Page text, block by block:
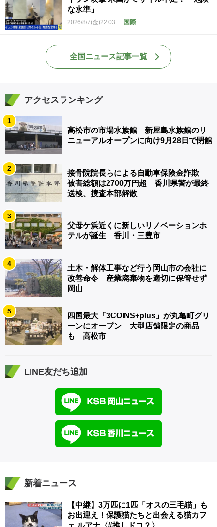
な水準」
2026/8/7(金)22:03 国際
全国ニュース記事一覧
アクセスランキング
1
高松市の市場水族館 新屋島水族館のリ
ニューアルオープンに向け9月28日で閉館
2
接骨院院長らによる自動車保険金詐欺
被害総額は2700万円超 香川県警が最終
送検、捜査本部解散
3
父母ケ浜近くに新しいリノベーションホ
テルが誕生 香川・三豊市
4
土木・解体工事など行う岡山市の会社に
改善命令 産業廃棄物を適切に保管せず
岡山
5
四国最大「3COINS+plus」が丸亀町グリ
ーンにオープン 大型店舗限定の商品
も 高松市
LINE友だち追加
新着ニュース
【中継】3万匹に1匹「オスの三毛猫」も
お出迎え！保護猫たちと出会える猫カフ
ェ ルアナ〈#推しドコ？〉